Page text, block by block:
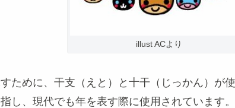
illust ACより
ために、干支（えと）と十干（じっかん）が
し、現代でも年を表す際に使用されています